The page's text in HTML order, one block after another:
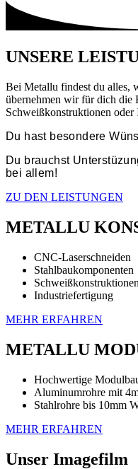
UNSERE
Bei Metallu findest du alles,
übernehmen wir für dich die
Schweißkonstruktionen oder
Du hast besondere
Du brauchst
bei allem!
ZU DEN LEISTUNGEN
METALLU
CNC-Laserschneiden
Stahlbaukomponenten
Schweißkonstruktionen
Industriefertigung
MEHR ERFAHREN
METALLU
Hochwertige
Aluminumrohre mit
Stahlrohre bis 10mm
MEHR ERFAHREN
Unser Imagefilm